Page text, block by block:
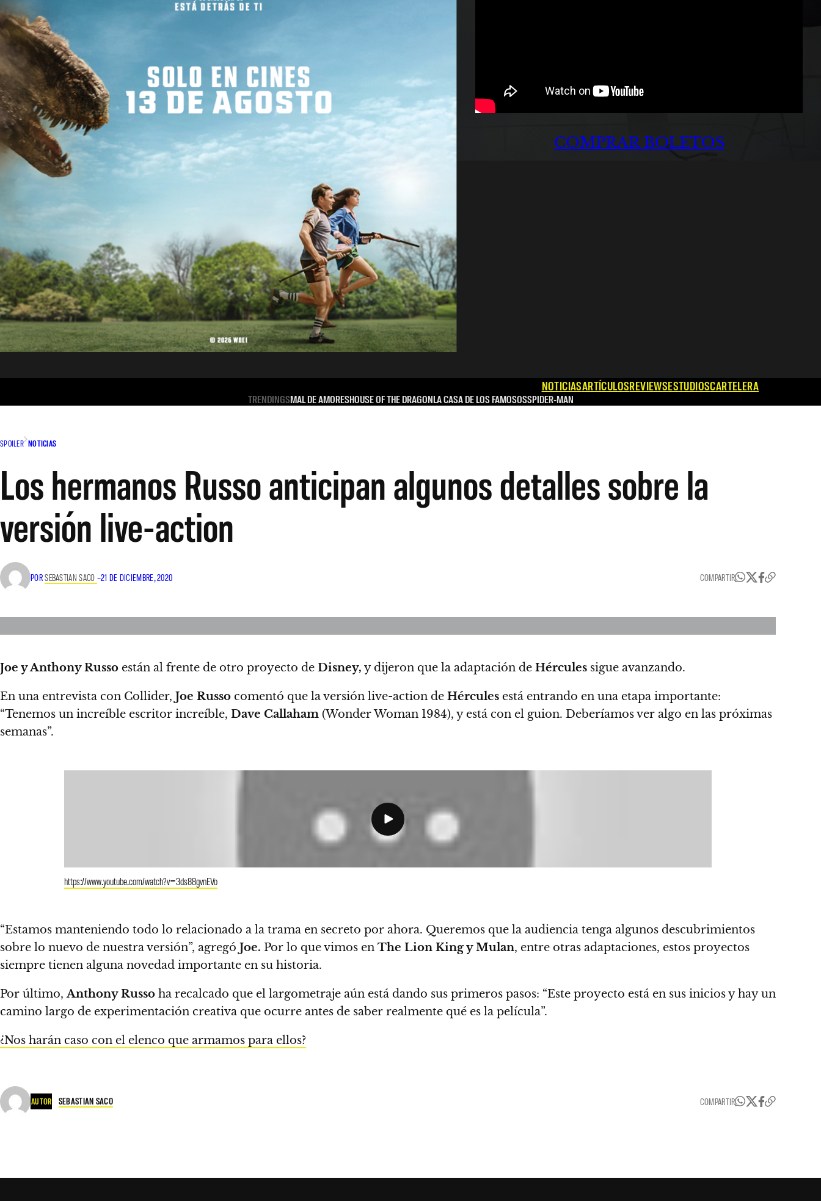
COMPRAR BOLETOS
NOTICIASARTÍCULOSREVIEWSESTUDIOSCARTELERA
TRENDINGSMAL DE AMORESHOUSE OF THE DRAGONLA CASA DE LOS FAMOSOSSPIDER-MAN
SPOILER NOTICIAS
Los hermanos Russo anticipan algunos detalles sobre la
versión live-action
PORSEBASTIAN SACO –21 DE DICIEMBRE, 2020 COMPARTIR
Joe y Anthony Russo están al frente de otro proyecto de Disney, y dijeron que la adaptación de Hércules sigue avanzando.
En una entrevista con Collider, Joe Russo comentó que la versión live-action de Hércules está entrando en una etapa importante:
“Tenemos un increíble escritor increíble, Dave Callaham (Wonder Woman 1984), y está con el guion. Deberíamos ver algo en las próximas
semanas”.
https://www.youtube.com/watch?v=3ds88gvnEVo
“Estamos manteniendo todo lo relacionado a la trama en secreto por ahora. Queremos que la audiencia tenga algunos descubrimientos
sobre lo nuevo de nuestra versión”, agregó Joe. Por lo que vimos en The Lion King y Mulan, entre otras adaptaciones, estos proyectos
siempre tienen alguna novedad importante en su historia.
Por último,Anthony Russo ha recalcado que el largometraje aún está dando sus primeros pasos: “Este proyecto está en sus inicios y hay un
camino largo de experimentación creativa que ocurre antes de saber realmente qué es la película”.
¿Nos harán caso con el elenco que armamos para ellos?
AUTOR SEBASTIAN SACO COMPARTIR